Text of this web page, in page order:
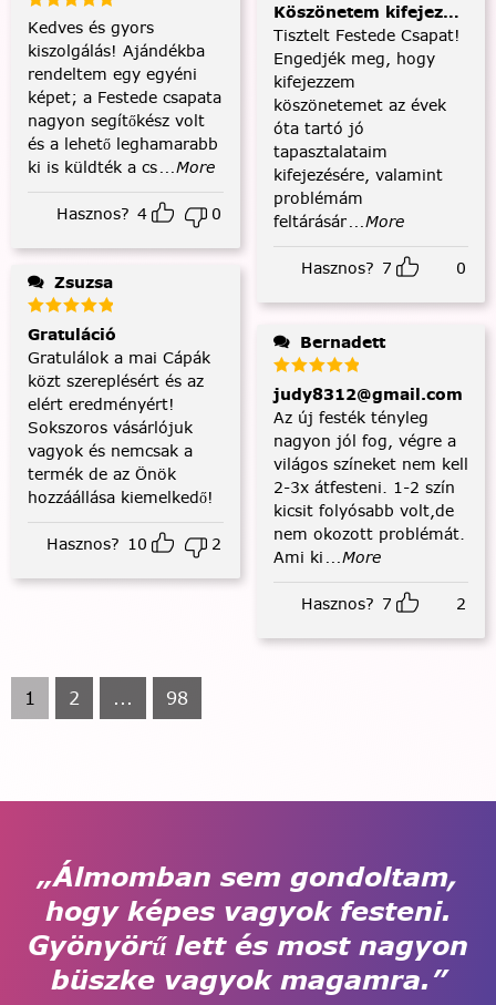
Kedves és gyors
kiszolgálás! Ajándékba
rendeltem egy egyéni
képet; a Festede csapata
nagyon segítőkész volt
és a lehető leghamarabb
ki is küldték a cs...More
Hasznos? 4 0
Zsuzsa
Gratuláció
Gratulálok a mai Cápák
közt szereplésért és az
elért eredményért!
Sokszoros vásárlójuk
vagyok és nemcsak a
termék de az Önök
hozzáállása kiemelkedő!
Hasznos? 10 2
Köszönetem kifejezése
Tisztelt Festede Csapat!
Engedjék meg, hogy
kifejezzem
köszönetemet az évek
óta tartó jó
tapasztalataim
kifejezésére, valamint
problémám
feltárásár...More
Hasznos? 7 0
Bernadett
judy8312@gmail.com
Az új festék tényleg
nagyon jól fog, végre a
világos színeket nem kell
2-3x átfesteni. 1-2 szín
kicsit folyósabb volt,de
nem okozott problémát.
Ami ki ...More
Hasznos? 7 2
1 2 ... 98
„Álmomban sem gondoltam,
hogy képes vagyok festeni.
Gyönyörű lett és most nagyon
büszke vagyok magamra.”